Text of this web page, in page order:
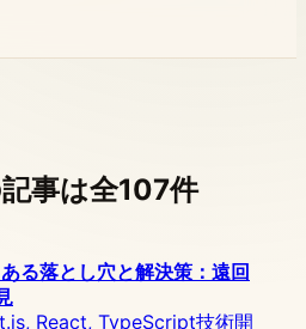
事は全107件
る落とし穴と解決策：遠回
React, TypeScript技術開